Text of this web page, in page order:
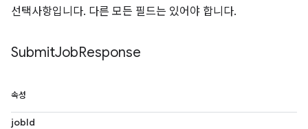
선택사항입니다. 다른 모든 필드는 있어야 합니다.
SubmitJobResponse
속성
jobId